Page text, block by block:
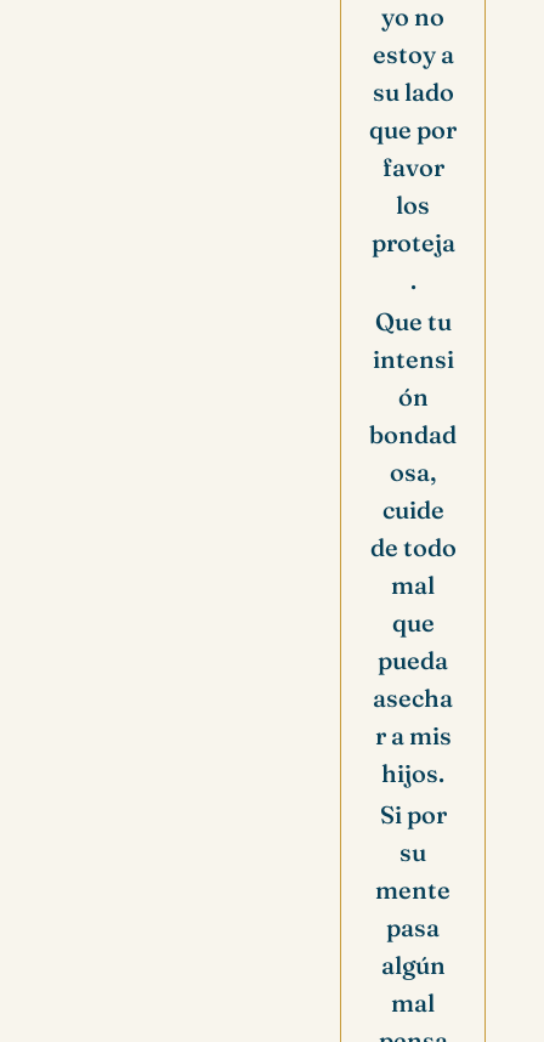
yo no
estoy a
su lado
que por
favor
los
proteja
.
Que tu
intensi
ón
bondad
osa,
cuide
de todo
mal
que
pueda
asecha
r a mis
hijos.
Si por
su
mente
pasa
algún
mal